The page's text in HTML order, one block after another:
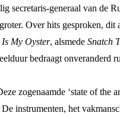
secretaris-generaal van de
Over hits gesproken,
My Oyster, alsmede Snatch
bedraagt onveranderd
zogenaamde ‘state of the
instrumenten, het